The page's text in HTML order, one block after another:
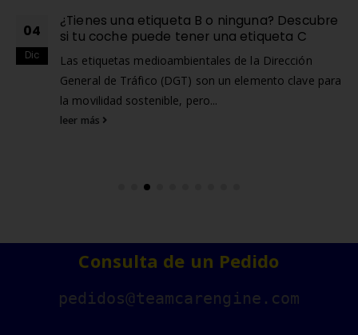
04
Dic
¿Tienes una etiqueta B o ninguna? Descubre
si tu coche puede tener una etiqueta C
Las etiquetas medioambientales de la Dirección
General de Tráfico (DGT) son un elemento clave para
la movilidad sostenible, pero...
leer más
Consulta de un Pedido
pedidos@teamcarengine.com